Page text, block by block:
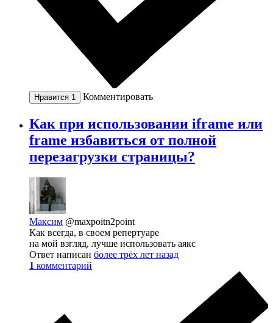
Нравится 1 Комментировать
Как при использовании iframe или
frame избавиться от полной
перезагрузки страницы?
Максим @maxpoitn2point
Как всегда, в своем репертуаре
на мой взгляд, лучше использовать аякс
Ответ написан более трёх лет назад
1 комментарий